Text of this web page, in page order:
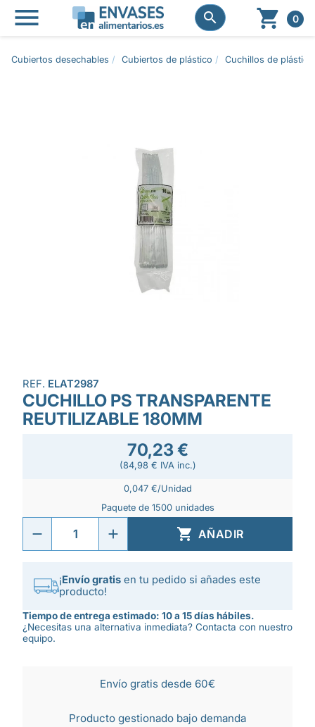
 
  0
Cubiertos desechables Cubiertos de plástico Cuchillos de plástico
REF. ELAT2987
CUCHILLO PS TRANSPARENTE
REUTILIZABLE 180MM
70,23 €
(84,98 € IVA inc.)
0,047 €/Unidad
Paquete de 1500 unidades
 AÑADIR
¡Envío gratis en tu pedido si añades este
producto!
Tiempo de entrega estimado: 10 a 15 días hábiles.
¿Necesitas una alternativa inmediata? Contacta con nuestro
equipo.
Envío gratis desde 60€
Producto gestionado bajo demanda